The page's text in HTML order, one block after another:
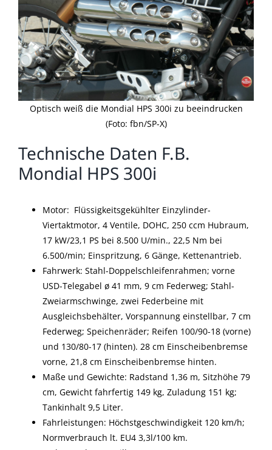
Optisch weiß die Mondial HPS 300i zu beeindrucken
(Foto: fbn/SP-X)
Technische Daten F.B.
Mondial HPS 300i
Motor: Flüssigkeitsgekühlter Einzylinder-
Viertaktmotor, 4 Ventile, DOHC, 250 ccm Hubraum,
17 kW/23,1 PS bei 8.500 U/min., 22,5 Nm bei
6.500/min; Einspritzung, 6 Gänge, Kettenantrieb.
Fahrwerk: Stahl-Doppelschleifenrahmen; vorne
USD-Telegabel ø 41 mm, 9 cm Federweg; Stahl-
Zweiarmschwinge, zwei Federbeine mit
Ausgleichsbehälter, Vorspannung einstellbar, 7 cm
Federweg; Speichenräder; Reifen 100/90-18 (vorne)
und 130/80-17 (hinten). 28 cm Einscheibenbremse
vorne, 21,8 cm Einscheibenbremse hinten.
Maße und Gewichte: Radstand 1,36 m, Sitzhöhe 79
cm, Gewicht fahrfertig 149 kg, Zuladung 151 kg;
Tankinhalt 9,5 Liter.
Fahrleistungen: Höchstgeschwindigkeit 120 km/h;
Normverbrauch lt. EU4 3,3l/100 km.